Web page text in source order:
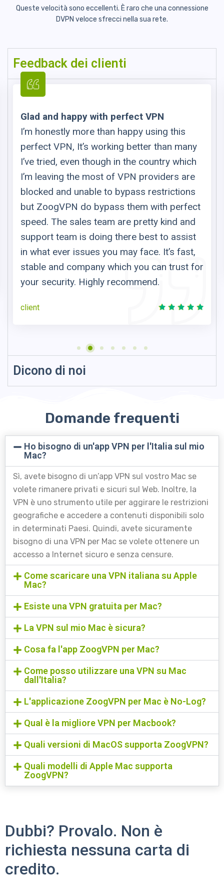
Queste velocità sono eccellenti. È raro che una connessione
DVPN veloce sfrecci nella sua rete.
Feedback dei clienti
Glad and happy with perfect VPN
I’m honestly more than happy using this
perfect VPN, It’s working better than many
I’ve tried, even though in the country which
I’m leaving the most of VPN providers are
blocked and unable to bypass restrictions
but ZoogVPN do bypass them with perfect
speed. The sales team are pretty kind and
support team is doing there best to assist
in what ever issues you may face. It’s fast,
stable and company which you can trust for
your security. Highly recommend.
client
Dicono di noi
Domande frequenti
Ho bisogno di un'app VPN per l'Italia sul mio
Mac?
Sì, avete bisogno di un’app VPN sul vostro Mac se
volete rimanere privati e sicuri sul Web. Inoltre, la
VPN è uno strumento utile per aggirare le restrizioni
geografiche e accedere a contenuti disponibili solo
in determinati Paesi. Quindi, avete sicuramente
bisogno di una VPN per Mac se volete ottenere un
accesso a Internet sicuro e senza censure.
Come scaricare una VPN italiana su Apple
Mac?
Esiste una VPN gratuita per Mac?
La VPN sul mio Mac è sicura?
Cosa fa l'app ZoogVPN per Mac?
Come posso utilizzare una VPN su Mac
dall'Italia?
L'applicazione ZoogVPN per Mac è No-Log?
Qual è la migliore VPN per Macbook?
Quali versioni di MacOS supporta ZoogVPN?
Quali modelli di Apple Mac supporta
ZoogVPN?
Dubbi? Provalo. Non è
richiesta nessuna carta di
credito.